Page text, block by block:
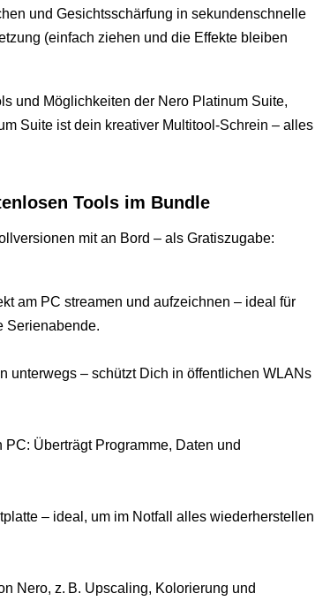
und Gesichtsschärfung in sekundenschnelle
(einfach ziehen und die Effekte bleiben
und Möglichkeiten der Nero Platinum Suite,
Suite ist dein kreativer Multitool-Schrein – alles
Tools im Bundle
mit an Bord – als Gratiszugabe:
am PC streamen und aufzeichnen – ideal für
Serienabende.
unterwegs – schützt Dich in öffentlichen WLANs
Überträgt Programme, Daten und
– ideal, um im Notfall alles wiederherstellen
Nero, z. B. Upscaling, Kolorierung und